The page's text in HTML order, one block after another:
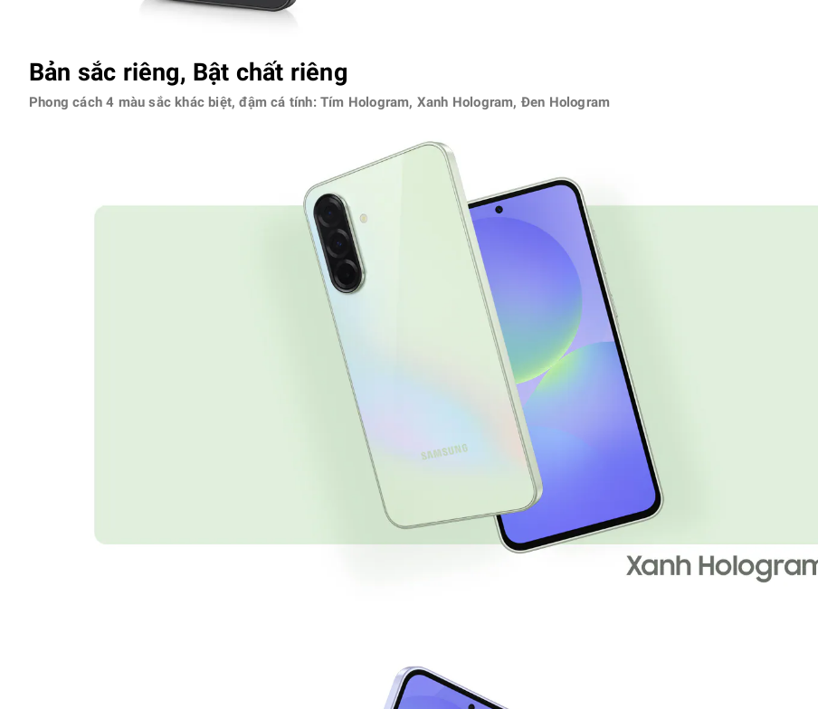
Bản sắc riêng, Bật chất riêng
Phong cách 4 màu sắc khác biệt, đậm cá tính: Tím Hologram, Xanh Hologram, Đen Hologram